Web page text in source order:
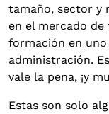
tamaño, sector y
en el mercado
formación en
administración.
vale la pena, ¡y
Estas son solo